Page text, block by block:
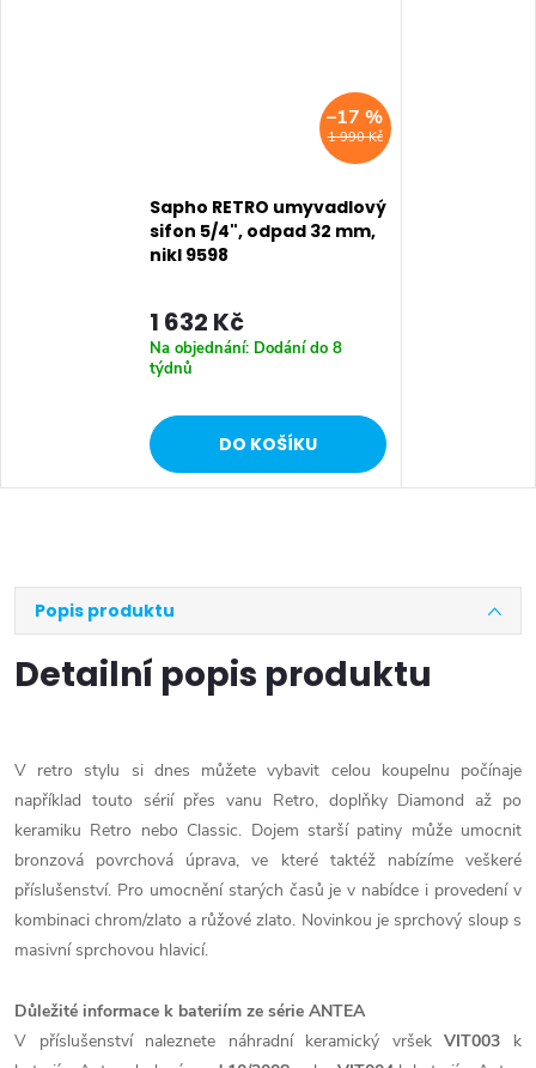
Popis produktu
Detailní popis produktu
V retro stylu si dnes můžete vybavit celou koupelnu počínaje
například touto sérií přes vanu Retro, doplňky Diamond až po
keramiku Retro nebo Classic. Dojem starší patiny může umocnit
bronzová povrchová úprava, ve které taktéž nabízíme veškeré
příslušenství. Pro umocnění starých časů je v nabídce i provedení v
kombinaci chrom/zlato a růžové zlato. Novinkou je sprchový sloup s
masivní sprchovou hlavicí.
Důležité informace k bateriím ze série ANTEA
V příslušenství naleznete náhradní keramický vršekVIT003 k
1 990 Kč
–17 %
Sapho RETRO umyvadlový
sifon 5/4", odpad 32 mm,
nikl 9598
1 632 Kč
Na objednání: Dodání do 8
týdnů
DO KOŠÍKU